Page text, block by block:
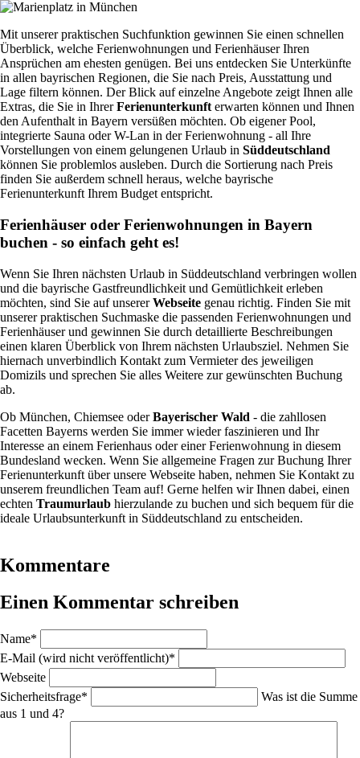
Mit unserer praktischen Suchfunktion gewinnen Sie einen schnellen
Überblick, welche Ferienwohnungen und Ferienhäuser Ihren
Ansprüchen am ehesten genügen. Bei uns entdecken Sie Unterkünfte
in allen bayrischen Regionen, die Sie nach Preis, Ausstattung und
Lage filtern können. Der Blick auf einzelne Angebote zeigt Ihnen alle
Extras, die Sie in IhrerFerienunterkunft erwarten können und Ihnen
den Aufenthalt in Bayern versüßen möchten. Ob eigener Pool,
integrierte Sauna oder W-Lan in der Ferienwohnung - all Ihre
Vorstellungen von einem gelungenen Urlaub in Süddeutschland
können Sie problemlos ausleben. Durch die Sortierung nach Preis
finden Sie außerdem schnell heraus, welche bayrische
Ferienunterkunft Ihrem Budget entspricht.
Ferienhäuser oder Ferienwohnungen in Bayern
buchen - so einfach geht es!
Wenn Sie Ihren nächsten Urlaub in Süddeutschland verbringen wollen
und die bayrische Gastfreundlichkeit und Gemütlichkeit erleben
möchten, sind Sie auf unsererWebseite genau richtig. Finden Sie mit
unserer praktischen Suchmaske die passenden Ferienwohnungen und
Ferienhäuser und gewinnen Sie durch detaillierte Beschreibungen
einen klaren Überblick von Ihrem nächsten Urlaubsziel. Nehmen Sie
hiernach unverbindlich Kontakt zum Vermieter des jeweiligen
Domizils und sprechen Sie alles Weitere zur gewünschten Buchung
ab.
Ob München, Chiemsee oderBayerischer Wald - die zahllosen
Facetten Bayerns werden Sie immer wieder faszinieren und Ihr
Interesse an einem Ferienhaus oder einer Ferienwohnung in diesem
Bundesland wecken. Wenn Sie allgemeine Fragen zur Buchung Ihrer
Ferienunterkunft über unsere Webseite haben, nehmen Sie Kontakt zu
unserem freundlichen Team auf! Gerne helfen wir Ihnen dabei, einen
echten Traumurlaub hierzulande zu buchen und sich bequem für die
ideale Urlaubsunterkunft in Süddeutschland zu entscheiden.
Kommentare
Einen Kommentar schreiben
Pflichtfeld
Name*
Pflichtfeld
E-Mail (wird nicht veröffentlicht)*
Webseite
Pflichtfeld
Sicherheitsfrage*
Was ist die Summe
aus 1 und 4?